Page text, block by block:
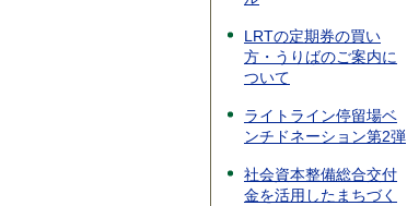
LRTの定期券の買い
方・うりばのご案内に
ついて
ライトライン停留場ベ
ンチドネーション第2弾
社会資本整備総合交付
金を活用したまちづく